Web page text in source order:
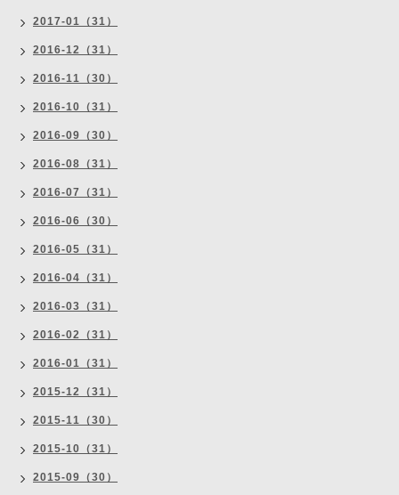
2017-01（31）
2016-12（31）
2016-11（30）
2016-10（31）
2016-09（30）
2016-08（31）
2016-07（31）
2016-06（30）
2016-05（31）
2016-04（31）
2016-03（31）
2016-02（31）
2016-01（31）
2015-12（31）
2015-11（30）
2015-10（31）
2015-09（30）